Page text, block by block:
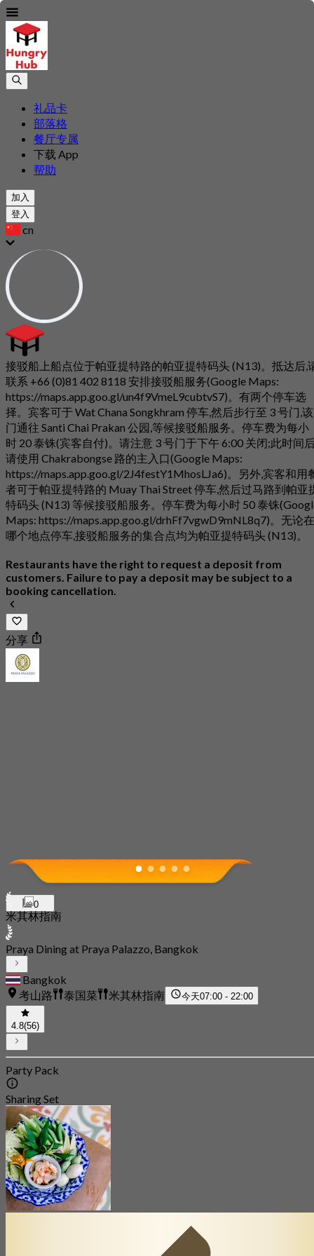
礼品卡
部落格
餐厅专属
下载 App
帮助
加入
登入
cn
接驳船上船点位于帕亚提特路的帕亚提特码头 (N13)。抵达后,
联系 +66 (0)81 402 8118 安排接驳船服务(Google Maps:
https://maps.app.goo.gl/un4f9VmeL9cubtvS7)。有两个停车选
择。宾客可于 Wat Chana Songkhram 停车,然后步行至 3 号门,该
门通往 Santi Chai Prakan 公园,等候接驳船服务。停车费为每小
时 20 泰铢(宾客自付)。请注意 3 号门于下午 6:00 关闭;此时间
请使用 Chakrabongse 路的主入口(Google Maps:
https://maps.app.goo.gl/2J4festY1MhosLJa6)。另外,宾客和用
者可于帕亚提特路的 Muay Thai Street 停车,然后过马路到帕亚
特码头 (N13) 等候接驳船服务。停车费为每小时 50 泰铢
Maps: https://maps.app.goo.gl/drhFf7vgwD9mNL8q7)。无论在
哪个地点停车,接驳船服务的集合点均为帕亚提特码头 (N13)。
Restaurants have the right to request a deposit from
customers. Failure to pay a deposit may be subject to a
booking cancellation.
分享
0
米其林指南
Praya Dining at Praya Palazzo, Bangkok
Bangkok
考山路
泰国菜 米其林指南 今天07:00 - 22:00
4.8(56)
Party Pack
Sharing Set